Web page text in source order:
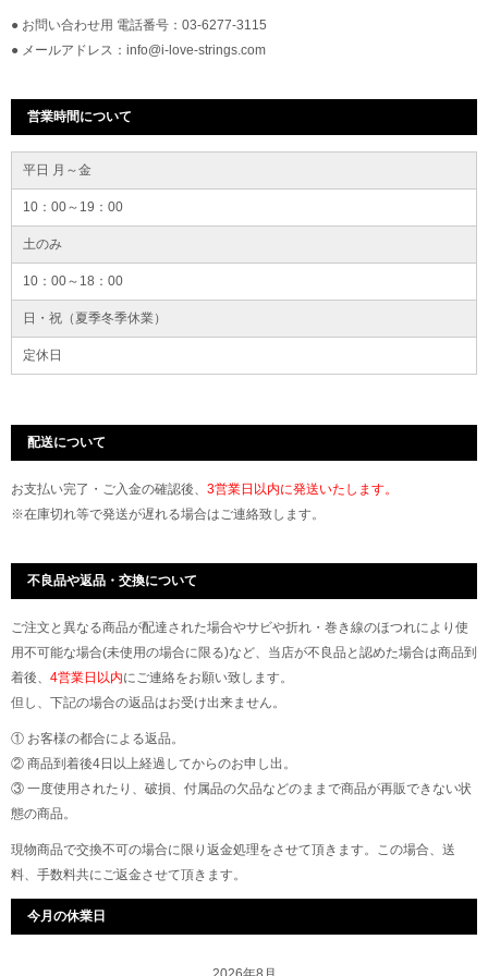
● お問い合わせ用 電話番号：03-6277-3115
● メールアドレス：info@i-love-strings.com
営業時間について
平日 月～金
10：00～19：00
土のみ
10：00～18：00
日・祝（夏季冬季休業）
定休日
配送について
お支払い完了・ご入金の確認後、 3営業日以内に発送いたします。
※在庫切れ等で発送が遅れる場合はご連絡致します。
不良品や返品・交換について
ご注文と異なる商品が配達された場合やサビや折れ・巻き線のほつれにより使
用不可能な場合(未使用の場合に限る)など、当店が不良品と認めた場合は商品到
着後、 4営業日以内にご連絡をお願い致します。
但し、下記の場合の返品はお受け出来ません。
① お客様の都合による返品。
② 商品到着後4日以上経過してからのお申し出。
③ 一度使用されたり、破損、付属品の欠品などのままで商品が再販できない状
態の商品。
現物商品で交換不可の場合に限り返金処理をさせて頂きます。この場合、送
料、手数料共にご返金させて頂きます。
今月の休業日